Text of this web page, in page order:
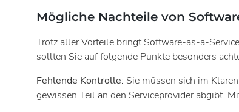
Mögliche Nachteile von
Trotz aller Vorteile bringt Software-as-a-
sollten Sie auf folgende Punkte besonders
Fehlende Kontrolle: Sie müssen sich im
gewissen Teil an den Serviceprovider abgibt.